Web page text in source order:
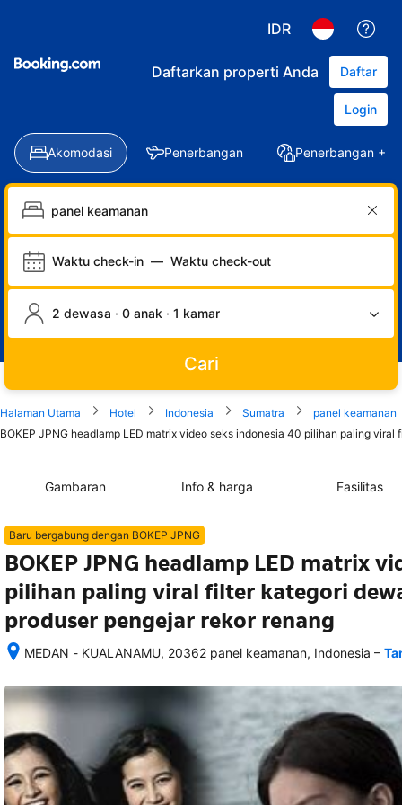
IDR
Daftarkan properti Anda Daftar
Login
Akomodasi Penerbangan Penerbangan +
Waktu check-in — Waktu check-out
2 dewasa · 0 anak · 1 kamar
Cari
Halaman Utama Hotel Indonesia Sumatra
panel keamanan
BOKEP JPNG headlamp LED matrix video seks indonesia 40 pilihan paling
Gambaran Info & harga Fasilitas
Baru bergabung dengan BOKEP JPNG
BOKEP JPNG headlamp LED matrix
pilihan paling viral filter kategori
produser pengejar rekor renang
MEDAN - KUALANAMU, 20362 panel keamanan, Indonesia
memesan,
semua
akomodasi
termasuk
nomor
telepon
–